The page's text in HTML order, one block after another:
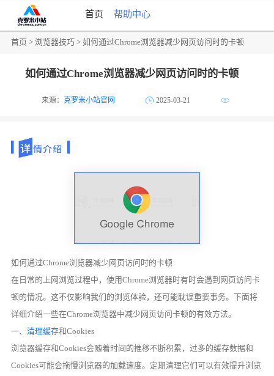
首页 帮助中心
首页 >浏览器技巧 > 如何通过Chrome浏览器减少网页访问时的卡顿
如何通过Chrome浏览器减少网页访问时的卡顿
来源：克罗米小站官网 2025-03-21
如何通过Chrome浏览器减少网页访问时的卡顿
在日常的上网浏览过程中，使用Chrome浏览器时有时会遇到网页访问卡
顿的情况。这不仅影响我们的浏览体验，还可能耽误重要事务。下面将
详细介绍一些在Chrome浏览器中减少网页访问卡顿的有效方法。
一、清理缓存和Cookies
浏览器缓存和Cookies会随着时间的推移不断积累，过多的缓存数据和
Cookies可能会拖慢浏览器的加载速度。定期清理它们可以有效提升浏览